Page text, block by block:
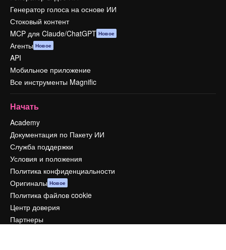
Генератор голоса на основе ИИ
Стоковый контент
MCP для Claude/ChatGPT Новое
Агенты Новое
API
Мобильное приложение
Все инструменты Magnific
Начать
Academy
Документация по Пакету ИИ
Служба поддержки
Условия и положения
Политика конфиденциальности
Оригиналы Новое
Политика файлов cookie
Центр доверия
Партнеры